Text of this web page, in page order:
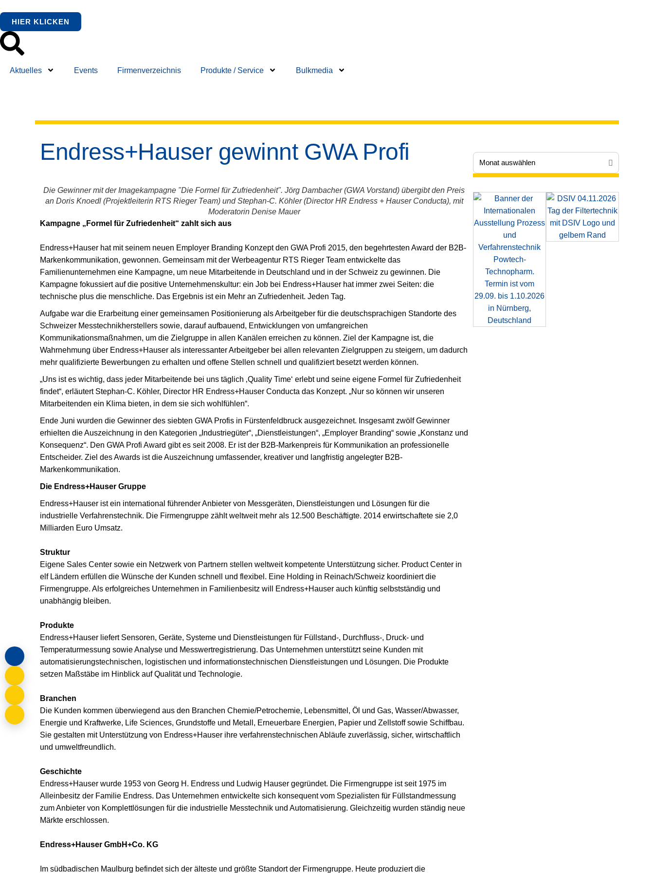
HIER KLICKEN
Aktuelles Events Firmenverzeichnis Produkte / Service Bulkmedia
Endress+Hauser gewinnt GWA Profi
Die Gewinner mit der Imagekampagne "Die Formel für Zufriedenheit". Jörg Dambacher (GWA Vorstand) übergibt den Preis
an Doris Knoedl (Projektleiterin RTS Rieger Team) und Stephan-C. Köhler (Director HR Endress + Hauser Conducta), mit
Moderatorin Denise Mauer
Kampagne „Formel für Zufriedenheit“ zahlt sich aus
Endress+Hauser hat mit seinem neuen Employer Branding Konzept den GWA Profi 2015, den begehrtesten Award der B2B-
Markenkommunikation, gewonnen. Gemeinsam mit der Werbeagentur RTS Rieger Team entwickelte das
Familienunternehmen eine Kampagne, um neue Mitarbeitende in Deutschland und in der Schweiz zu gewinnen. Die
Kampagne fokussiert auf die positive Unternehmenskultur: ein Job bei Endress+Hauser hat immer zwei Seiten: die
technische plus die menschliche. Das Ergebnis ist ein Mehr an Zufriedenheit. Jeden Tag.
Aufgabe war die Erarbeitung einer gemeinsamen Positionierung als Arbeitgeber für die deutschsprachigen Standorte des
Schweizer Messtechnikherstellers sowie, darauf aufbauend, Entwicklungen von umfangreichen
Kommunikationsmaßnahmen, um die Zielgruppe in allen Kanälen erreichen zu können. Ziel der Kampagne ist, die
Wahrnehmung über Endress+Hauser als interessanter Arbeitgeber bei allen relevanten Zielgruppen zu steigern, um dadurch
mehr qualifizierte Bewerbungen zu erhalten und offene Stellen schnell und qualifiziert besetzt werden können.
„Uns ist es wichtig, dass jeder Mitarbeitende bei uns täglich ‚Quality Time‘ erlebt und seine eigene Formel für Zufriedenheit
findet“, erläutert Stephan-C. Köhler, Director HR Endress+Hauser Conducta das Konzept. „Nur so können wir unseren
Mitarbeitenden ein Klima bieten, in dem sie sich wohlfühlen“.
Ende Juni wurden die Gewinner des siebten GWA Profis in Fürstenfeldbruck ausgezeichnet. Insgesamt zwölf Gewinner
erhielten die Auszeichnung in den Kategorien „Industriegüter“, „Dienstleistungen“, „Employer Branding“ sowie „Konstanz und
Konsequenz“. Den GWA Profi Award gibt es seit 2008. Er ist der B2B-Markenpreis für Kommunikation an professionelle
Entscheider. Ziel des Awards ist die Auszeichnung umfassender, kreativer und langfristig angelegter B2B-
Markenkommunikation.
Die Endress+Hauser Gruppe
Endress+Hauser ist ein international führender Anbieter von Messgeräten, Dienstleistungen und Lösungen für die
industrielle Verfahrenstechnik. Die Firmengruppe zählt weltweit mehr als 12.500 Beschäftigte. 2014 erwirtschaftete sie 2,0
Milliarden Euro Umsatz.
Struktur
Eigene Sales Center sowie ein Netzwerk von Partnern stellen weltweit kompetente Unterstützung sicher. Product Center in
elf Ländern erfüllen die Wünsche der Kunden schnell und flexibel. Eine Holding in Reinach/Schweiz koordiniert die
Firmengruppe. Als erfolgreiches Unternehmen in Familienbesitz will Endress+Hauser auch künftig selbstständig und
unabhängig bleiben.
Produkte
Endress+Hauser liefert Sensoren, Geräte, Systeme und Dienstleistungen für Füllstand-, Durchfluss-, Druck- und
Temperaturmessung sowie Analyse und Messwertregistrierung. Das Unternehmen unterstützt seine Kunden mit
automatisierungstechnischen, logistischen und informationstechnischen Dienstleistungen und Lösungen. Die Produkte
setzen Maßstäbe im Hinblick auf Qualität und Technologie.
Branchen
Die Kunden kommen überwiegend aus den Branchen Chemie/Petrochemie, Lebensmittel, Öl und Gas, Wasser/Abwasser,
Energie und Kraftwerke, Life Sciences, Grundstoffe und Metall, Erneuerbare Energien, Papier und Zellstoff sowie Schiffbau.
Sie gestalten mit Unterstützung von Endress+Hauser ihre verfahrenstechnischen Abläufe zuverlässig, sicher, wirtschaftlich
und umweltfreundlich.
Geschichte
Endress+Hauser wurde 1953 von Georg H. Endress und Ludwig Hauser gegründet. Die Firmengruppe ist seit 1975 im
Alleinbesitz der Familie Endress. Das Unternehmen entwickelte sich konsequent vom Spezialisten für Füllstandmessung
zum Anbieter von Komplettlösungen für die industrielle Messtechnik und Automatisierung. Gleichzeitig wurden ständig neue
Märkte erschlossen.
Endress+Hauser GmbH+Co. KG
Im südbadischen Maulburg befindet sich der älteste und größte Standort der Firmengruppe. Heute produziert die